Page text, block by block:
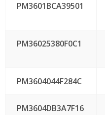
PM3601BCA39501
PM36025380F0C1
PM3604044F284C
PM3604DB3A7F16